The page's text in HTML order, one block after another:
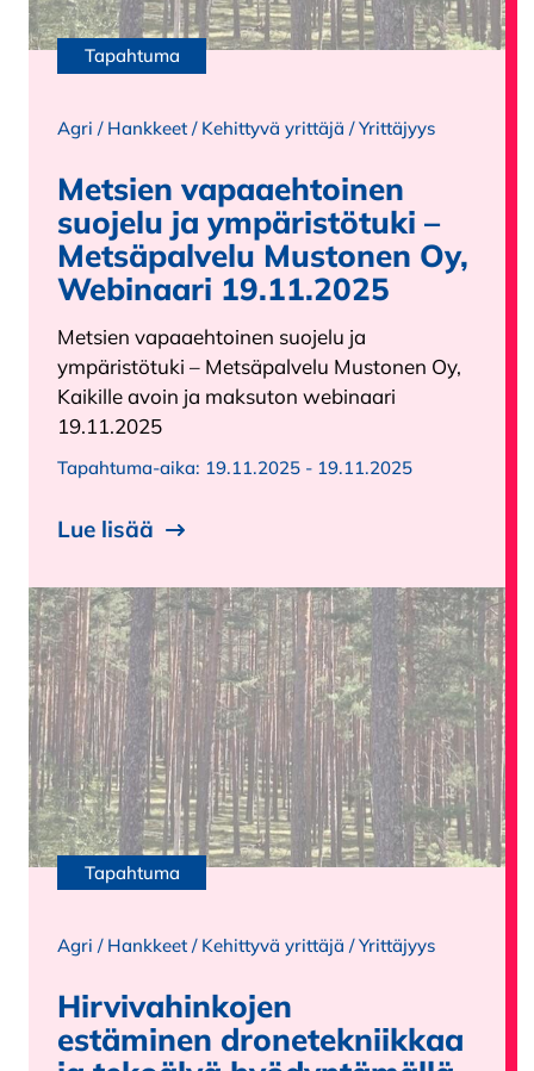
Tapahtuma
Agri / Hankkeet / Kehittyvä yrittäjä /Yrittäjyys
Metsien vapaaehtoinen
suojelu ja ympäristötuki –
Metsäpalvelu Mustonen Oy,
Webinaari 19.11.2025
Metsien vapaaehtoinen suojelu ja
ympäristötuki – Metsäpalvelu Mustonen Oy,
Kaikille avoin ja maksuton webinaari
19.11.2025
Tapahtuma-aika: 19.11.2025 - 19.11.2025
Lue lisää
Tapahtuma
Agri / Hankkeet / Kehittyvä yrittäjä /Yrittäjyys
Hirvivahinkojen
estäminen dronetekniikkaa